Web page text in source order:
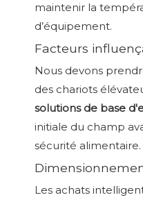
maintenir la
d’équipement.
Facteurs
Nous devons
des chariots
solutions de base
initiale du champ
sécurité alimentaire.
Les achats